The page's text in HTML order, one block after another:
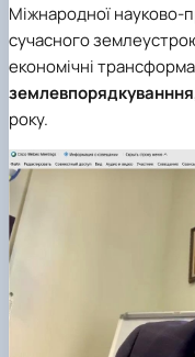
Міжнародної науково-
сучасного
економічні
землевпорядкуванння
року.